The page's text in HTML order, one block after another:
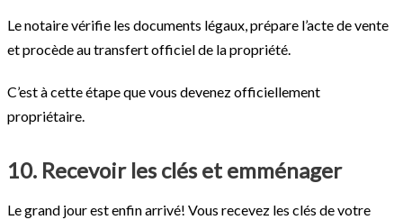
Le notaire vérifie les documents légaux, prépare l’acte de vente
et procède au transfert officiel de la propriété.
C’est à cette étape que vous devenez officiellement
propriétaire.
10. Recevoir les clés et emménager
Le grand jour est enfin arrivé! Vous recevez les clés de votre